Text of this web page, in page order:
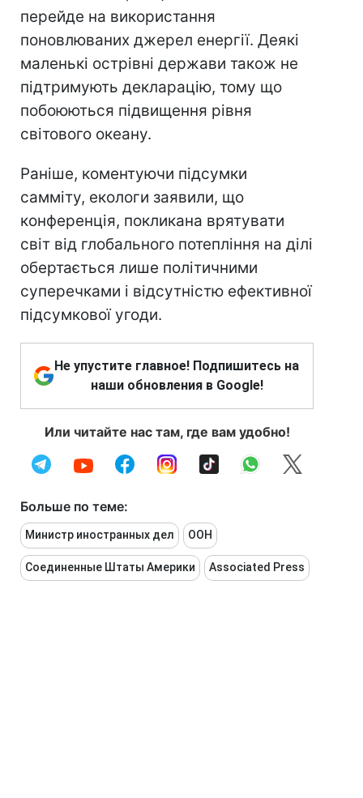
перейде на використання
поновлюваних джерел енергії. Деякі
маленькі острівні держави також не
підтримують декларацію, тому що
побоюються підвищення рівня
світового океану.
Раніше, коментуючи підсумки
самміту, екологи заявили, що
конференція, покликана врятувати
світ від глобального потепління на ділі
обертається лише політичними
суперечками і відсутністю ефективної
підсумкової угоди.
Не упустите главное! Подпишитесь на
наши обновления в Google!
Или читайте нас там, где вам удобно!
Больше по теме:
Министр иностранных дел ООН
Соединенные Штаты Америки Associated Press